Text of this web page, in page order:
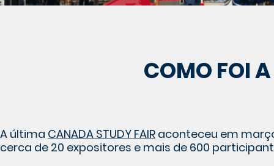
COMO FOI
A última CANADA STUDY FAIR aconteceu em
cerca de 20 expositores e mais de 600